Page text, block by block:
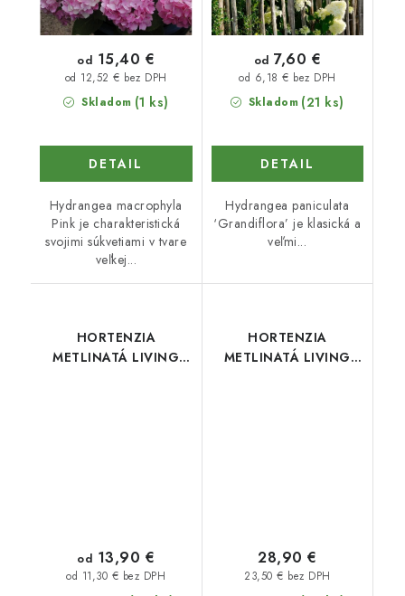
Skladom (1 ks)
od 12,52 € bez DPH
od 15,40 €
DETAIL
Hydrangea macrophyla
Pink je charakteristická
svojimi súkvetiami v tvare
veľkej...
Skladom (21 ks)
od 6,18 € bez DPH
od 7,60 €
DETAIL
Hydrangea paniculata
‘Grandiflora’ je klasická a
veľmi...
HORTENZIA
METLINATÁ LIVING
od 11,30 € bez DPH
od 13,90 €
HORTENZIA
METLINATÁ LIVING
23,50 € bez DPH
28,90 €